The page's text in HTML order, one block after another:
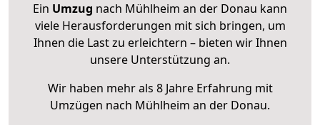
Ein Umzug nach Mühlheim an der Donau kann
viele Herausforderungen mit sich bringen, um
Ihnen die Last zu erleichtern – bieten wir Ihnen
unsere Unterstützung an.
Wir haben mehr als 8 Jahre Erfahrung mit
Umzügen nach Mühlheim an der Donau.